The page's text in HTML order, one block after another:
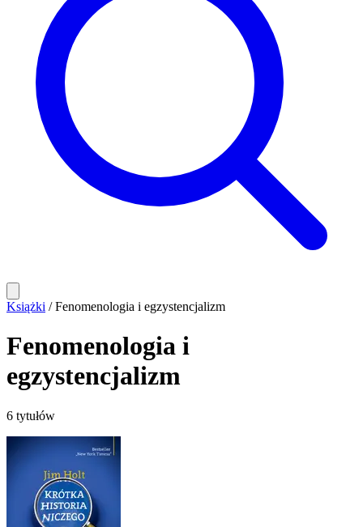
Książki / Fenomenologia i egzystencjalizm
Fenomenologia i
egzystencjalizm
6 tytułów